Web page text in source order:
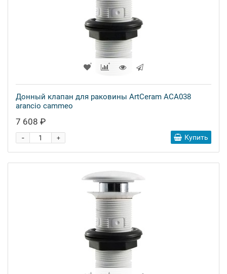
Донный клапан для раковины ArtCeram ACA038
arancio cammeo
7 608 ₽
+
- Купить